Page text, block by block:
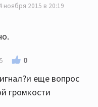
ноября 2015 в 20:19
0
еще вопрос
громкости